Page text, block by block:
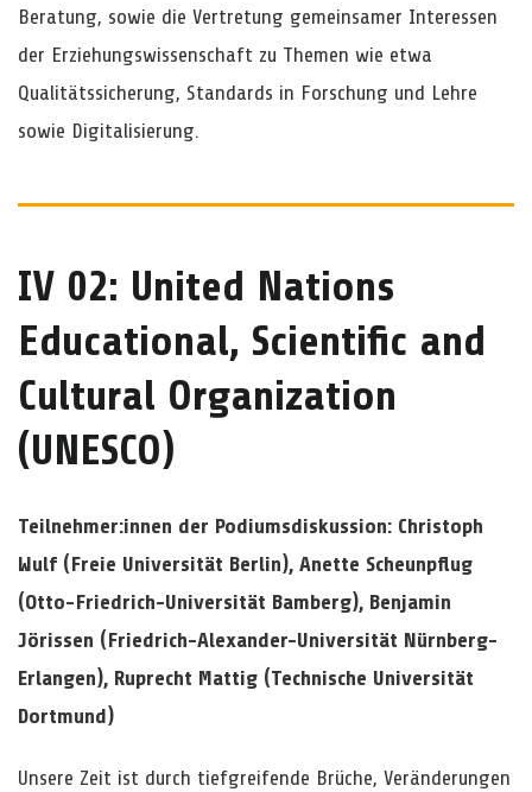
Beratung, sowie die Vertretung gemeinsamer Interessen
der Erziehungswissenschaft zu Themen wie etwa
Qualitätssicherung, Standards in Forschung und Lehre
sowie Digitalisierung.
IV 02: United Nations
Educational, Scientific and
Cultural Organization
(UNESCO)
Teilnehmer:innen der Podiumsdiskussion: Christoph
Wulf (Freie Universität Berlin), Anette Scheunpflug
(Otto-Friedrich-Universität Bamberg), Benjamin
Jörissen (Friedrich-Alexander-Universität Nürnberg-
Erlangen), Ruprecht Mattig (Technische Universität
Dortmund)
Unsere Zeit ist durch tiefgreifende Brüche, Veränderungen